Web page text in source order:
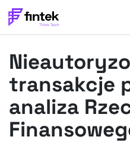
BANKOWOŚĆ
FELIETONY
WYWIADY
LEGAL
transakcje
analiza